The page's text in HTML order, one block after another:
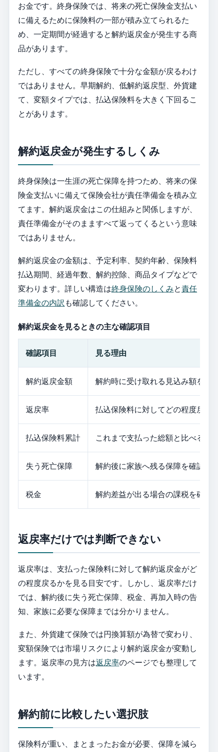
お金です。終身保険では、将来の死亡保険金支払い
に備えるために保険料の一部が積み立てられるた
め、一定期間が経過すると解約返戻金が発生する商
品があります。
ただし、すべての終身保険で十分な金額が戻るわけ
ではありません。早期解約、低解約返戻型、外貨建
て、変額タイプでは、払込保険料を大きく下回るこ
とがあります。
解約返戻金が発生するしくみ
終身保険は一生涯の死亡保障を持つため、将来の保
険金支払いに備えて保険会社が責任準備金を積み立
てます。解約返戻金はこの仕組みと関係しますが、
責任準備金がそのまますべて返ってくるという意味
ではありません。
解約返戻金の金額は、予定利率、契約年齢、保険料
払込期間、経過年数、解約控除、商品タイプなどで
変わります。詳しい構造は終身保険のしくみと責任
準備金の内訳 も確認してください。
解約返戻金を見るときの主な確認項目
確認項目 見る理由
解約返戻金額 解約時に受け取れる見込み額を把
返戻率 払込保険料に対してどの程度戻る
払込保険料累計 これまで支払った総額と比べる
失う死亡保障 解約後に家族へ残る保障を確認す
税金 解約差益が出る場合の課税を確認
返戻率だけでは判断できない
返戻率は、支払った保険料に対して解約返戻金がど
の程度戻るかを見る目安です。しかし、返戻率だけ
では、解約後に失う死亡保障、税金、再加入時の告
知、家族に必要な保障までは分かりません。
また、外貨建て保険では円換算額が為替で変わり、
変額保険では市場リスクにより解約返戻金が変動し
ます。返戻率の見方は返戻率のページでも整理して
います。
解約前に比較したい選択肢
保険料が重い、まとまったお金が必要、保障を減ら